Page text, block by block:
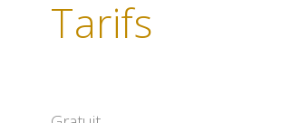
Tarifs